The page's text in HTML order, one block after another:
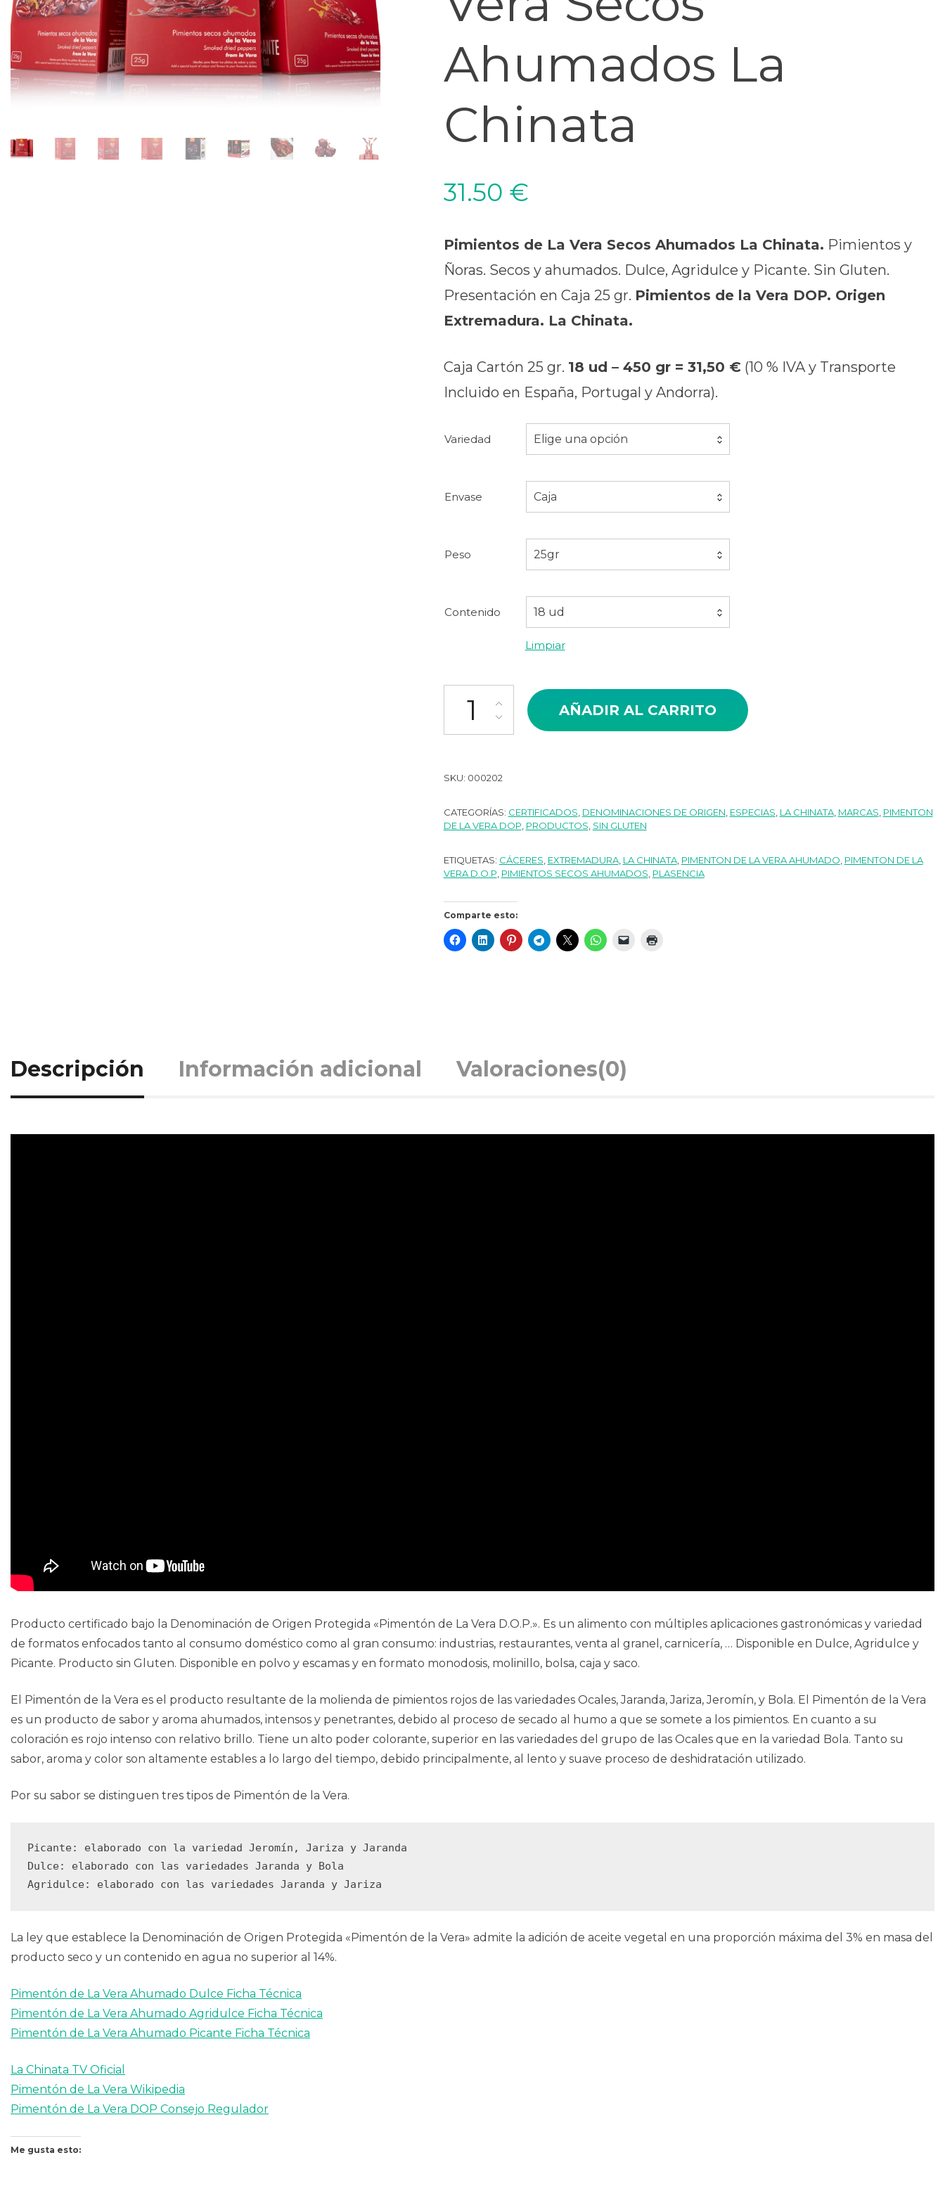
Ahumados La
Chinata
31.50 €
Pimientos de La Vera Secos Ahumados La Chinata. Pimientos y
Ñoras. Secos y ahumados. Dulce, Agridulce y Picante. Sin Gluten.
Presentación en Caja 25 gr. Pimientos de la Vera DOP. Origen
Extremadura. La Chinata.
Caja Cartón 25 gr. 18 ud – 450 gr = 31,50 €(10 % IVA y Transporte
Incluido en España, Portugal y Andorra).
Variedad Elige una opción
Envase Caja
Peso 25gr
Contenido 18 ud
Limpiar
Pimientos de La Vera Secos Ahumados La Chinata cantidad
AÑADIR AL CARRITO
SKU: 000202
CATEGORÍAS: CERTIFICADOS DENOMINACIONES DE ORIGEN ESPECIAS LA CHINATA, MARCAS PIMENTON
DE LA VERA DOP PRODUCTOS SIN GLUTEN
ETIQUETAS: CÁCERES EXTREMADURA, LA CHINATA, PIMENTON DE LA VERA AHUMADO PIMENTON DE LA
VERA D.O.P PIMIENTOS SECOS AHUMADOS PLASENCIA
Comparte esto:
Descripción Información adicional Valoraciones(0)
Producto certificado bajo la Denominación de Origen Protegida «Pimentón de La Vera D.O.P.». Es un alimento con múltiples aplicaciones gastronómicas y variedad
de formatos enfocados tanto al consumo doméstico como al gran consumo: industrias, restaurantes, venta al granel, carnicería, … Disponible en Dulce, Agridulce y
Picante. Producto sin Gluten. Disponible en polvo y escamas y en formato monodosis, molinillo, bolsa, caja y saco.
El Pimentón de la Vera es el producto resultante de la molienda de pimientos rojos de las variedades Ocales, Jaranda, Jariza, Jeromín, y Bola. El Pimentón de la Vera
es un producto de sabor y aroma ahumados, intensos y penetrantes, debido al proceso de secado al humo a que se somete a los pimientos. En cuanto a su
coloración es rojo intenso con relativo brillo. Tiene un alto poder colorante, superior en las variedades del grupo de las Ocales que en la variedad Bola. Tanto su
sabor, aroma y color son altamente estables a lo largo del tiempo, debido principalmente, al lento y suave proceso de deshidratación utilizado.
Por su sabor se distinguen tres tipos de Pimentón de la Vera.
Picante: elaborado con la variedad Jeromín, Jariza y Jaranda
Dulce: elaborado con las variedades Jaranda y Bola
La ley que establece la Denominación de Origen Protegida «Pimentón de la Vera» admite la adición de aceite vegetal en una proporción máxima del 3% en masa del
producto seco y un contenido en agua no superior al 14%.
Pimentón de La Vera Ahumado Dulce Ficha Técnica
Pimentón de La Vera Ahumado Agridulce Ficha Técnica
Pimentón de La Vera Ahumado Picante Ficha Técnica
La Chinata TV Oficial
Pimentón de La Vera Wikipedia
Pimentón de La Vera DOP Consejo Regulador
Me gusta esto: